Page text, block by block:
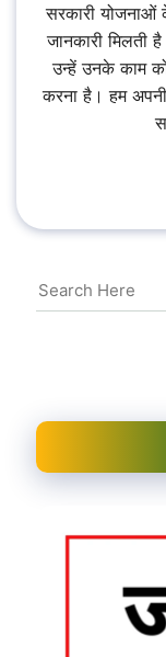
सरकारी
जानकारी मिलती
उन्हें उनके काम
करना है। हम
Search